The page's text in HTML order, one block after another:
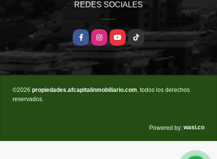
REDES SOCIALES
FacebookInstagramYouTubeTikTok
©2026 propiedades.afcapitalinmobiliario.com, todos los derechos
reservados.
Powered by: wasi.co